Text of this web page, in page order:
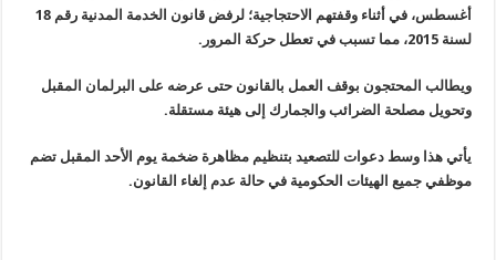
أغسطس، في أثناء وقفتهم الاحتجاجية؛ لرفض قانون الخدمة المدنية رقم 18
لسنة 2015، مما تسبب في تعطل حركة المرور
.
ويطالب المحتجون بوقف العمل بالقانون حتى عرضه على البرلمان المقبل
وتحويل مصلحة الضرائب والجمارك إلى هيئة مستقلة.
يأتي هذا وسط دعوات للتصعيد بتنظيم مظاهرة ضخمة يوم الأحد المقبل تضم
موظفي جميع الهيئات الحكومية في حالة عدم إلغاء القانون.